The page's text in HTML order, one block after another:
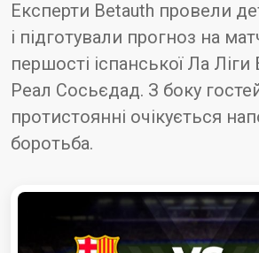
Експерти Betauth провели
і підготували прогноз на
першості іспанської Ла
Реал Сосьєдад. З боку
протистоянні очікується
боротьба.